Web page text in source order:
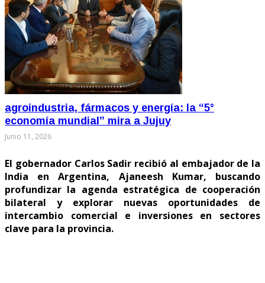
agroindustria, fármacos y energía: la “5°
economía mundial” mira a Jujuy
Junio 11, 2026
El gobernador Carlos Sadir recibió al embajador de la
India en Argentina, Ajaneesh Kumar, buscando
profundizar la agenda estratégica de cooperación
bilateral y explorar nuevas oportunidades de
intercambio comercial e inversiones en sectores
clave para la provincia.